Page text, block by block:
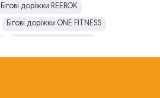
Бігові доріжки REEBOK
Бігові доріжки ONE FITNESS
Бігові доріжки Kettler